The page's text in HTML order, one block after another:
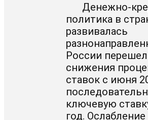
Денежно-
политика в
развивалась
России
снижения
ставок с июня
ключевую
год. Ослабление